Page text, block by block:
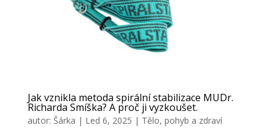
Jak vznikla metoda spirální stabilizace MUDr.
Richarda Smíška? A proč ji vyzkoušet.
autor: Šárka | Led 6, 2025 | Tělo, pohyb a zdraví